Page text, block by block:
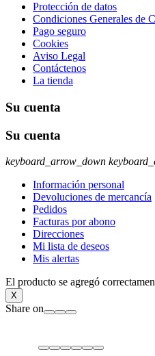
Protección de datos
Condiciones Generales de
Pago seguro
Cookies
Aviso Legal
Contáctenos
La tienda
Su cuenta
Su cuenta
keyboard_arrow_down
Información personal
Devoluciones de mercancía
Pedidos
Facturas por abono
Direcciones
Mi lista de deseos
Mis alertas
El producto se agregó
X
Share on